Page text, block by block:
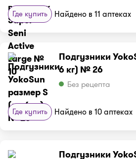
Где купить Найдено в 11 аптеках
Подгузники
6 кг) № 26
Без рецепта
Где купить Найдено в 10 аптеках
Подгузники